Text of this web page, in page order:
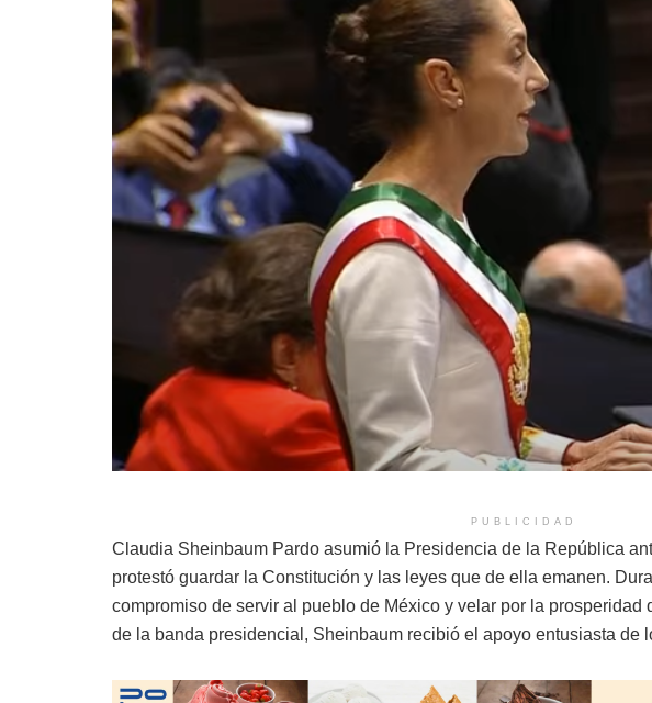
PUBLICIDAD
Claudia Sheinbaum Pardo asumió la Presidencia de la República
protestó guardar la Constitución y las leyes que de ella emanen.
compromiso de servir al pueblo de México y velar por la prosperidad
de la banda presidencial, Sheinbaum recibió el apoyo entusiasta de